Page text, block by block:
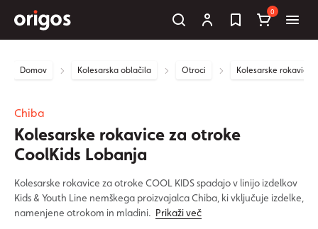
0
Domov Kolesarska oblačila Otroci Kolesarske rokavice
Chiba
Kolesarske rokavice za otroke
CoolKids Lobanja
Kolesarske rokavice za otroke COOL KIDS spadajo v linijo izdelkov
Kids & Youth Line nemškega proizvajalca Chiba, ki vključuje izdelke,
namenjene otrokom in mladini. Prikaži več